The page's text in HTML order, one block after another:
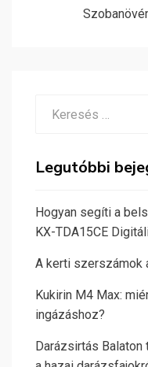
Legutóbbi
Hogyan segíti a
KX-TDA15CE
A kerti szerszámok
Kukirin M4 Max:
ingázáshoz?
Darázsirtás